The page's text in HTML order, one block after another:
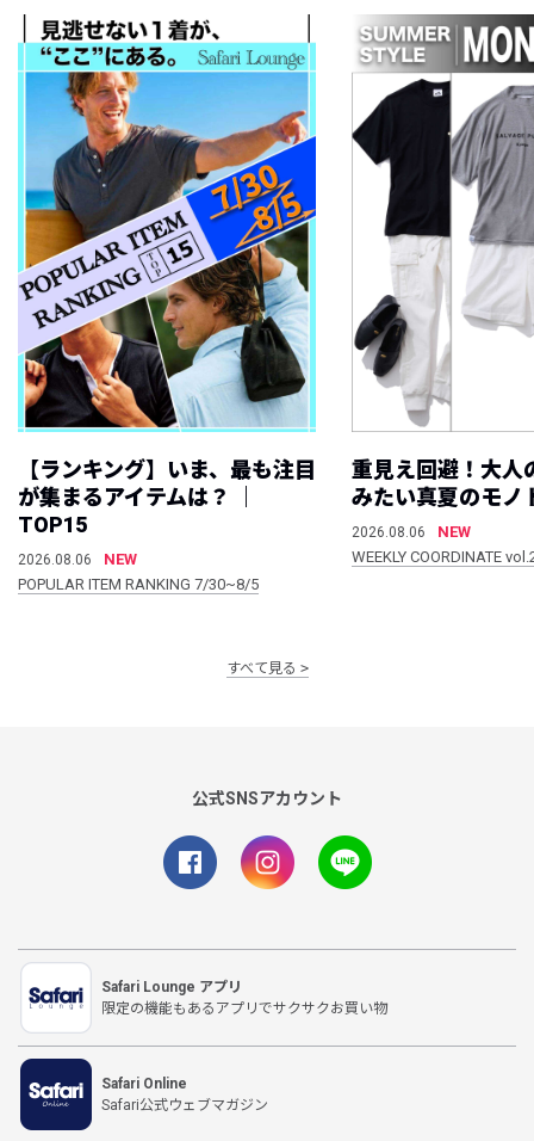
【ランキング】いま、最も注目
が集まるアイテムは？ ｜
TOP15
2026.08.06
NEW
POPULAR ITEM RANKING 7/30~8/5
重見え回避！大人
みたい真夏のモノ
2026.08.06
NEW
WEEKLY COORDINATE
すべて見る
公式SNSアカウント
Safari Lounge アプリ
限定の機能もあるアプリでサクサクお買い物
Safari Online
Safari公式ウェブマガジン